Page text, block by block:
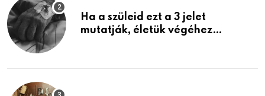
Ha a szüleid ezt a 3 jelet
mutatják, életük végéhez